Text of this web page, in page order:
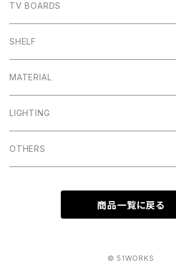
TV BOARDS
SHELF
MATERIAL
LIGHTING
OTHERS
商品一覧に戻る
© 51WORKS